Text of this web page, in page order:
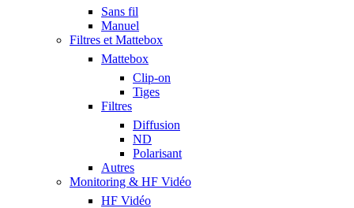
Sans fil
Manuel
Filtres et Mattebox
Mattebox
Clip-on
Tiges
Filtres
Diffusion
ND
Polarisant
Autres
Monitoring & HF Vidéo
HF Vidéo